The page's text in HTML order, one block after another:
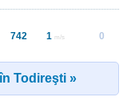
742 1 m/s 0
Todireşti »